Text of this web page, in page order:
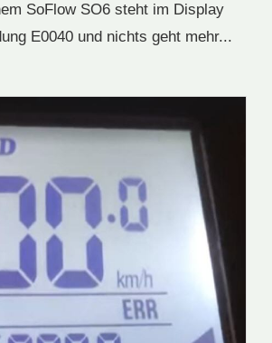
SoFlow SO6 steht im Display
E0040 und nichts geht mehr...